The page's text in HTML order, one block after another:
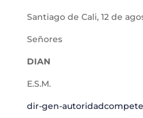
Santiago de Cali, 12 de
Señores
DIAN
E.S.M.
dir-gen-